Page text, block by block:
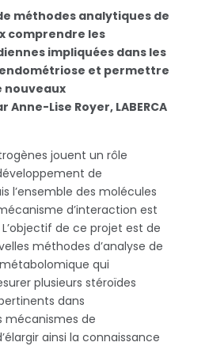
méthodes analytiques de
comprendre les
impliquées dans les
et permettre
nouveaux
Lise Royer, LABERCA
jouent un rôle
de
l’ensemble des molécules
d’interaction est
de ce projet est de
méthodes d’analyse de
qui
plusieurs stéroïdes
dans
mécanismes de
ainsi la connaissance